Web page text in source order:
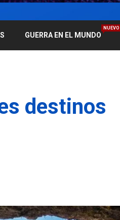
GUERRA EN EL MUNDO
NUEVO
destinos